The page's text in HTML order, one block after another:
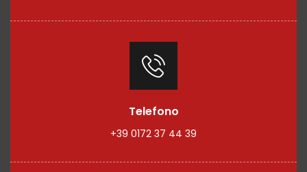
Telefono
+39 0172 37 44 39